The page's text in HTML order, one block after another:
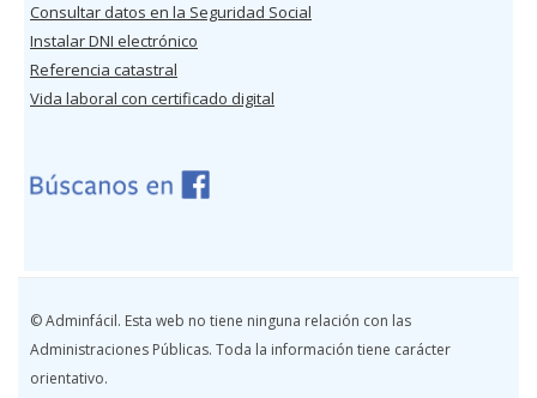
Consultar datos en la Seguridad Social
Instalar DNI electrónico
Referencia catastral
Vida laboral con certificado digital
© Adminfácil. Esta web no tiene ninguna relación con las
Administraciones Públicas. Toda la información tiene carácter
orientativo.